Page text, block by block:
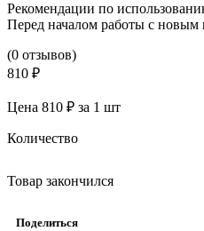
Рекомендации по
Перед началом работы с новым
(0 отзывов)
810 ₽
Цена 810 ₽ за 1 шт
Количество
Товар закончился
Поделиться